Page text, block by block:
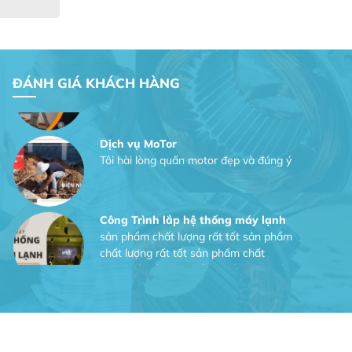
ĐÁNH GIÁ KHÁCH HÀNG
Anh An
điện từ dịch vụ
Tôi hài lòng quấn motor đẹp và đúng ý
sản phẩm chất lượng rất tốt sản phẩm
chất lượng rất tốt sản phẩm chất
lượng rất tốt sản phẩm chất lượng rất
Gia Đình chúng tôi rất hài lòng dịch vụ